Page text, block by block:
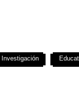
Investigación